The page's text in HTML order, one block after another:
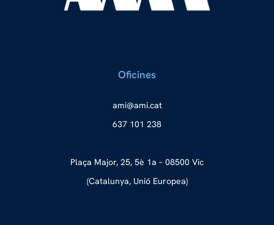
Oficines
tac.i
ma@im
a
637 101 238
Plaça Major, 25, 5è 1a – 08500 Vic
(Catalunya, Unió Europea)